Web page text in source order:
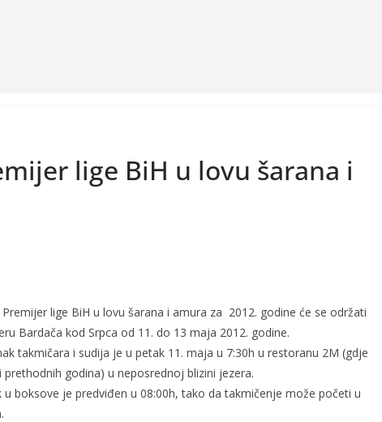
lige BiH u lovu šarana i
lige BiH u lovu šarana i amura za 2012. godine će se održati
Bardača kod Srpca od 11. do 13 maja 2012. godine.
takmičara i sudija je u petak 11. maja u 7:30h u restoranu 2M (gdje
prethodnih godina) u neposrednoj blizini jezera.
u boksove je predviđen u 08:00h, tako da takmičenje može početi u